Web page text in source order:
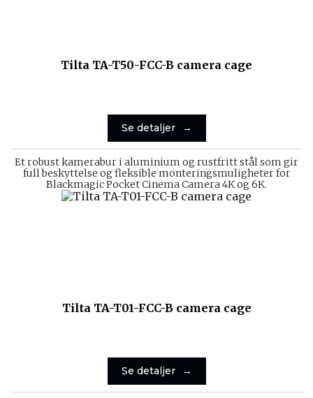
Tilta TA-T50-FCC-B camera cage
Se detaljer
Tilta TA-T01-FCC-B camera cage
Et robust kamerabur i aluminium og rustfritt stål som gir
full beskyttelse og fleksible monteringsmuligheter for
Blackmagic Pocket Cinema Camera 4K og 6K.
Se detaljer